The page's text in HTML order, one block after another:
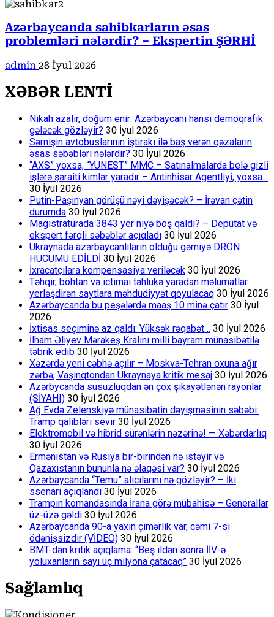
Azərbaycanda sahibkarların əsas
problemləri nələrdir? – Ekspertin ŞƏRHİ
admin 28 İyul 2026
XƏBƏR LENTİ
Nikah azalır, doğum enir: Azərbaycanı hansı demoqrafik
gələcək gözləyir? 30 İyul 2026
Sərnişin avtobuslarının iştirakı ilə baş verən qəzaların
əsas səbəbləri nələrdir? 30 İyul 2026
“AXS” yoxsa, “YUNEST” MMC – Satınalmalarda belə gizli
işlərə şəraiti kimlər yaradır – Antinhisar Agentliyi, yoxsa…
30 İyul 2026
Putin-Paşinyan görüşü nəyi dəyişəcək? – İrəvan çətin
durumda 30 İyul 2026
Magistraturada 3843 yer niyə boş qaldı? – Deputat və
ekspert fərqli səbəblər açıqladı 30 İyul 2026
Ukraynada azərbaycanlıların olduğu gəmiyə DRON
HÜCUMU EDİLDİ 30 İyul 2026
İxracatçılara kompensasiya veriləcək 30 İyul 2026
Təhqir, böhtan və ictimai təhlükə yaradan məlumatlar
yerləşdirən saytlara məhdudiyyət qoyulacaq 30 İyul 2026
Azərbaycanda bu peşələrdə maaş 10 minə çatır 30 İyul
2026
İxtisas seçiminə az qaldı: Yüksək rəqabət… 30 İyul 2026
İlham Əliyev Mərakeş Kralını milli bayram münasibətilə
təbrik edib 30 İyul 2026
Xəzərdə yeni cəbhə açılır – Moskva-Tehran oxuna ağır
zərbə, Vaşinqtondan Ukraynaya kritik mesaj 30 İyul 2026
Azərbycanda susuzluqdan ən çox şikayətlənən rayonlar
(SİYAHI) 30 İyul 2026
Ağ Evdə Zelenskiyə münasibətin dəyişməsinin səbəbi:
Tramp qalibləri sevir 30 İyul 2026
Elektromobil və hibrid sürənlərin nəzərinə! — Xəbərdarlıq
30 İyul 2026
Ermənistan və Rusiya bir-birindən nə istəyir və
Qazaxıstanın bununla nə əlaqəsi var? 30 İyul 2026
Azərbaycanda “Temu” alıcılarını nə gözləyir? – İki
ssenari açıqlandı 30 İyul 2026
Trampın komandasında İrana görə mübahisə – Generallar
üz-üzə gəldi 30 İyul 2026
Azərbaycanda 90-a yaxın çimərlik var, cəmi 7-si
ödənişsizdir (VİDEO) 30 İyul 2026
BMT-dən kritik açıqlama: “Beş ildən sonra İİV-ə
yoluxanların sayı üç milyona çatacaq” 30 İyul 2026
Sağlamlıq